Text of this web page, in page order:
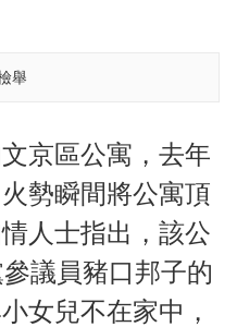
舉
京區公寓，去年
勢瞬間將公寓頂
人士指出，該公
議員豬口邦子的
女兒不在家中，